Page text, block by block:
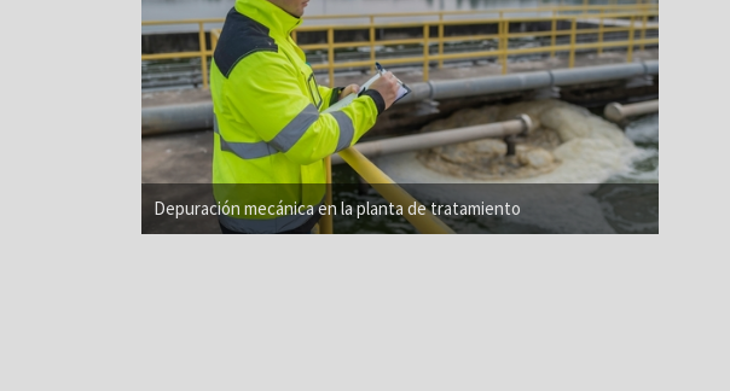
Depuración mecánica en la planta de tratamiento